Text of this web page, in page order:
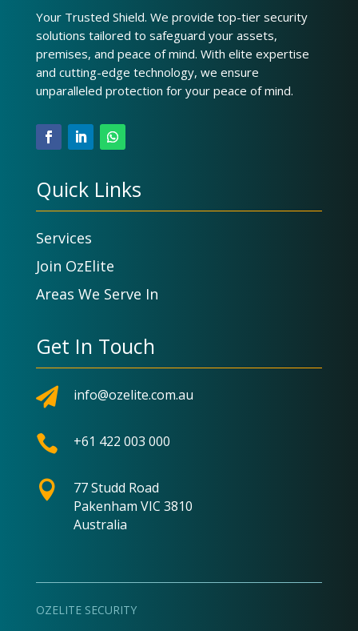
Your Trusted Shield. We provide top-tier security
solutions tailored to safeguard your assets,
premises, and peace of mind. With elite expertise
and cutting-edge technology, we ensure
unparalleled protection for your peace of mind.
Quick Links
Services
Join OzElite
Areas We Serve In
Get In Touch
 info@ozelite.com.au
 +61 422 003 000

77 Studd Road
Pakenham VIC 3810
Australia
OZELITE SECURITY